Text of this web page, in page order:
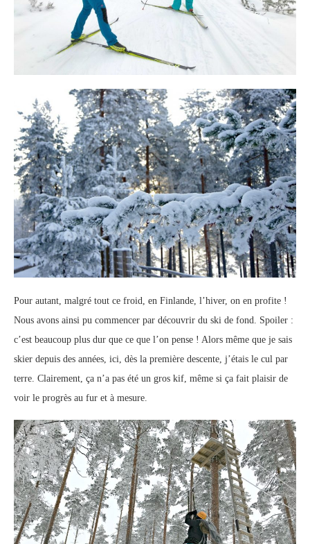
Pour autant, malgré tout ce froid, en Finlande, l’hiver, on en profite !
Nous avons ainsi pu commencer par découvrir du ski de fond. Spoiler :
c’est beaucoup plus dur que ce que l’on pense ! Alors même que je sais
skier depuis des années, ici, dès la première descente, j’étais le cul par
terre. Clairement, ça n’a pas été un gros kif, même si ça fait plaisir de
voir le progrès au fur et à mesure.